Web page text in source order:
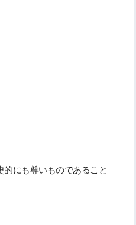
にも尊いものであること